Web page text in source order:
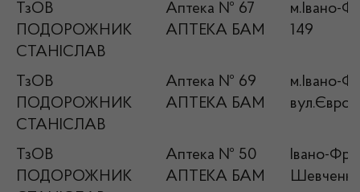
ТзОВ
ПОДОРОЖНИК
СТАНІСЛАВ
Аптека № 67
АПТЕКА БАМ
м.Івано-
149
ТзОВ
ПОДОРОЖНИК
СТАНІСЛАВ
Аптека № 69
АПТЕКА БАМ
м.Івано-
ТзОВ
ПОДОРОЖНИК
Аптека № 50
АПТЕКА БАМ
Івано-